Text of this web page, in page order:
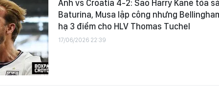
Anh vs Croatia 4-2: Sao Harry Kane tỏa
Baturina, Musa lập công nhưng
hạ 3 điểm cho HLV Thomas Tuchel
17/06/2026 22:39